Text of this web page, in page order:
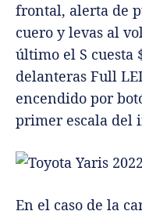
frontal, alerta de
cuero y levas al
último el S cuesta
delanteras Full
encendido por
primer escala del
En el caso de la